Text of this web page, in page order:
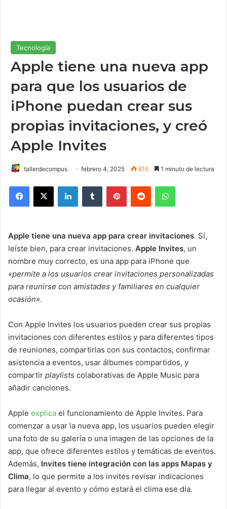
Tecnología
Apple tiene una nueva app
para que los usuarios de
iPhone puedan crear sus
propias invitaciones, y creó
Apple Invites
tallerdecompus febrero 4, 2025 816 1 minuto de lectura
Apple tiene una nueva app para crear invitaciones. Sí,
leíste bien, para crear invitaciones. Apple Invites, un
nombre muy correcto, es una app para iPhone que
«permite a los usuarios crear invitaciones personalizadas
para reunirse con amistades y familiares en cualquier
ocasión».
Con Apple Invites los usuarios pueden crear sus propias
invitaciones con diferentes estilos y para diferentes tipos
de reuniones, compartirlas con sus contactos, confirmar
asistencia a eventos, usar álbumes compartidos, y
compartir playlists colaborativas de Apple Music para
añadir canciones.
Apple explica el funcionamiento de Apple Invites. Para
comenzar a usar la nueva app, los usuarios pueden elegir
una foto de su galería o una imagen de las opciones de la
app, que ofrece diferentes estilos y temáticas de eventos.
Además, Invites tiene integración con las apps Mapas y
Clima, lo que permite a los invites revisar indicaciones
para llegar al evento y cómo estará el clima ese día.